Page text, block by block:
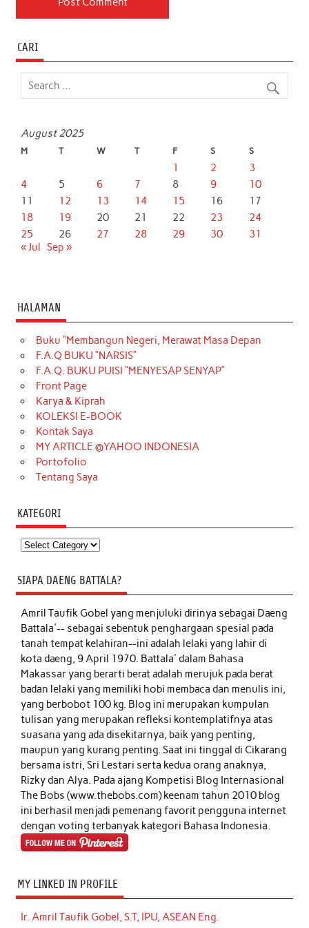
CARI
August 2025
M T W T F S S
1 2
3
4
5 6 7 8 9
10
11
12 13 14 15 16
17
18
19 20 21 22 23
24
25
26 27 28 29 30
31
« Jul Sep »
HALAMAN
Buku “Membangun Negeri, Merawat Masa Depan
F.A.Q BUKU “NARSIS”
F.A.Q. BUKU PUISI “MENYESAP SENYAP”
Front Page
Karya & Kiprah
KOLEKSI E-BOOK
Kontak Saya
MY ARTICLE @YAHOO INDONESIA
Portofolio
Tentang Saya
KATEGORI
Kategori
SIAPA DAENG BATTALA?
Amril Taufik Gobelyang menjuluki dirinya sebagai Daeng
Battala'-- sebagai sebentuk penghargaan spesial pada
tanah tempat kelahiran--ini adalah lelaki yang lahir di
kota daeng, 9 April 1970. Battala' dalam Bahasa
Makassar yang berarti berat adalah merujuk pada berat
badan lelaki yang memiliki hobi membaca dan menulis ini,
yang berbobot 100 kg. Blog ini merupakan kumpulan
tulisan yang merupakan refleksi kontemplatifnya atas
suasana yang ada disekitarnya, baik yang penting,
maupun yang kurang penting. Saat ini tinggal di Cikarang
bersama istri, Sri Lestari serta kedua orang anaknya,
Rizky dan Alya. Pada ajang Kompetisi Blog Internasional
The Bobs (www.thebobs.com) keenam tahun 2010 blog
ini berhasil menjadi pemenang favorit pengguna internet
dengan voting terbanyak kategori Bahasa Indonesia.
MY LINKED IN PROFILE
Ir. Amril Taufik Gobel, S.T, IPU, ASEAN Eng.